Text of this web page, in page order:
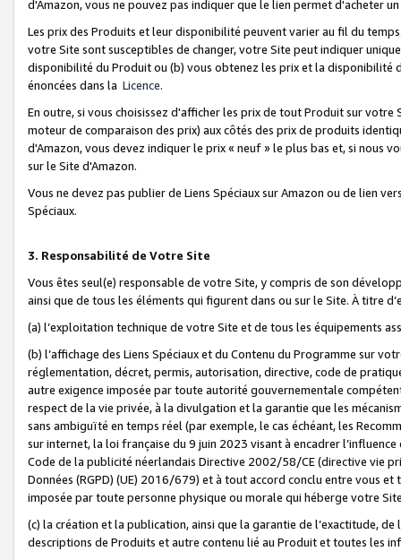
d'Amazon, vous ne pouvez pas indiquer que le lien permet d'acheter
Les prix des Produits et leur disponibilité peuvent varier au fil du
votre Site sont susceptibles de changer, votre Site peut indiquer
disponibilité du Produit ou (b) vous obtenez les prix et la disponibilité
énoncées dans la Licence.
En outre, si vous choisissez d'afficher les prix de tout Produit sur
moteur de comparaison des prix) aux côtés des prix de produits
d'Amazon, vous devez indiquer le prix « neuf » le plus bas et, si nous
sur le Site d'Amazon.
Vous ne devez pas publier de Liens Spéciaux sur Amazon ou de lien
Spéciaux.
3. Responsabilité de Votre Site
Vous êtes seul(e) responsable de votre Site, y compris de son
ainsi que de tous les éléments qui figurent dans ou sur le Site. À titre
(a) l’exploitation technique de votre Site et de tous les équipements
(b) l’affichage des Liens Spéciaux et du Contenu du Programme sur
réglementation, décret, permis, autorisation, directive, code de
autre exigence imposée par toute autorité gouvernementale
respect de la vie privée, à la divulgation et la garantie que les
sans ambiguïté en temps réel (par exemple, le cas échéant, les
sur internet, la loi française du 9 juin 2023 visant à encadrer
Code de la publicité néerlandais Directive 2002/58/CE (directive vie
Données (RGPD) (UE) 2016/679) et à tout accord conclu entre vous
imposée par toute personne physique ou morale qui héberge votre
(c) la création et la publication, ainsi que la garantie de l’exactitude,
descriptions de Produits et autre contenu lié au Produit et toutes les